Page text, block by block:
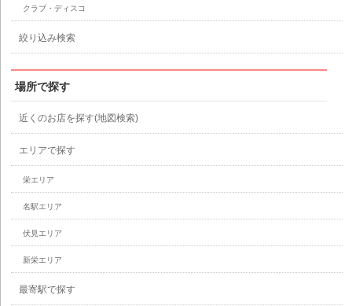
クラブ・ディスコ
絞り込み検索
場所で探す
近くのお店を探す(地図検索)
エリアで探す
栄エリア
名駅エリア
伏見エリア
新栄エリア
最寄駅で探す